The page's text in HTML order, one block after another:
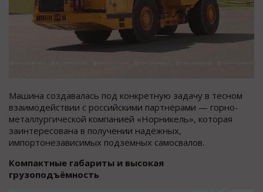
Машина создавалась под конкретную задачу в тесном
взаимодействии с российскими партнёрами — горно-
металлургической компанией «Норникель», которая
заинтересована в получении надёжных,
импортонезависимых подземных самосвалов.
Компактные габариты и высокая
грузоподъёмность